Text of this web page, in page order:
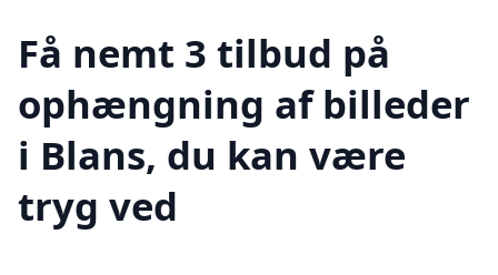
Få nemt 3 tilbud på
ophængning af billeder
i Blans, du kan være
tryg ved